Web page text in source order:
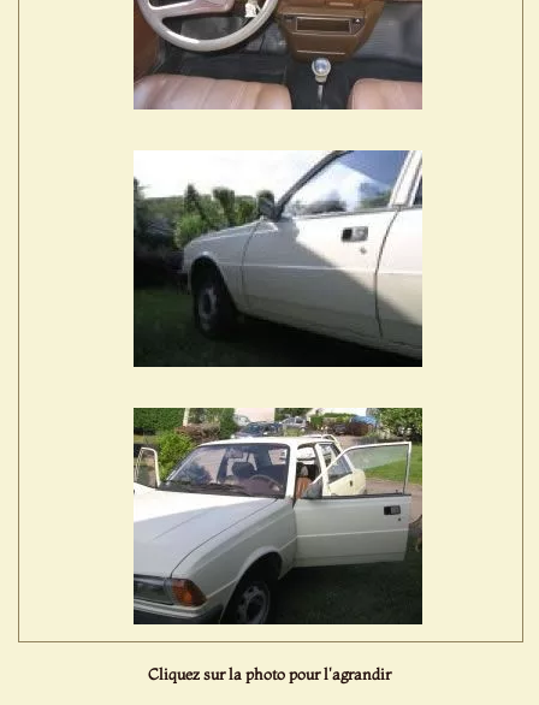
Cliquez sur la photo pour l'agrandir